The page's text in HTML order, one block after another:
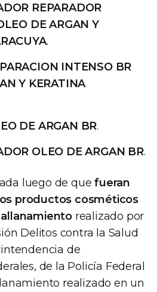
REPARADOR
DE ARGAN Y
.
INTENSO BR
Y KERATINA
DE ARGAN BR.
OLEO DE ARGAN BR.
luego de quefueran
productos cosméticos
realizado por
Delitos contra la Salud
de
de la Policía Federal
realizado en un